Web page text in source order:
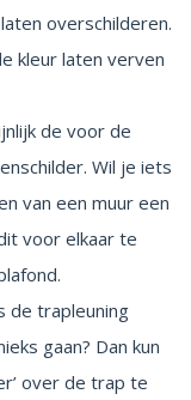
overschilderen.
kleur laten verven
de voor de
Wil je iets
van een muur een
voor elkaar te
de trapleuning
gaan? Dan kun
over de trap te